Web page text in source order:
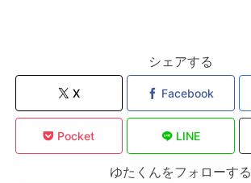
シェアする
X Facebook
Pocket LINE
ゆたくんをフォローする